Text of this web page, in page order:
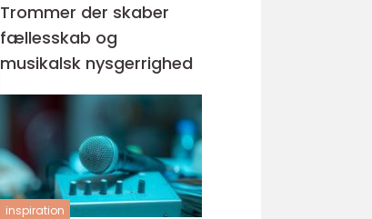
Trommer der skaber
fællesskab og
musikalsk nysgerrighed
inspiration